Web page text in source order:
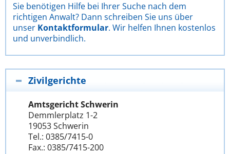
Sie benötigen Hilfe bei Ihrer Suche nach dem
richtigen Anwalt? Dann schreiben Sie uns über
unser Kontaktformular. Wir helfen Ihnen kostenlos
und unverbindlich.
Zivilgerichte
Amtsgericht Schwerin
Demmlerplatz 1-2
19053 Schwerin
Tel.: 0385/7415-0
Fax.: 0385/7415-200